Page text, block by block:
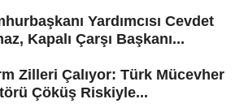
Yardımcısı Cevdet
Kapalı Çarşı Başkanı...
Zilleri Çalıyor: Türk Mücevher
Çöküş Riskiyle...